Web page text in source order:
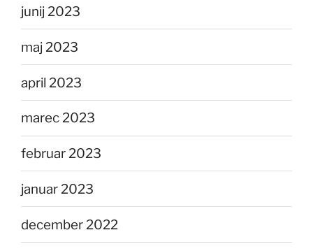
junij 2023
maj 2023
april 2023
marec 2023
februar 2023
januar 2023
december 2022